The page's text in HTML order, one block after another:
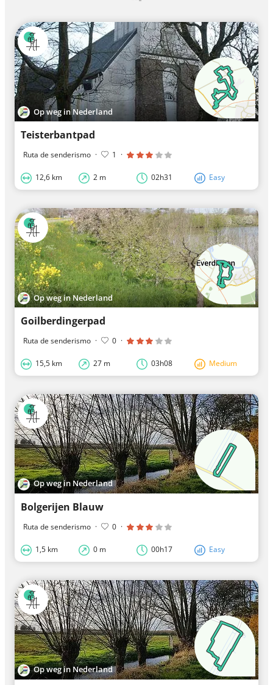
Op weg in Nederland
Teisterbantpad
Ruta de senderismo · 1 ·
12,6 km 2 m 02h31 Easy
Op weg in Nederland
Goilberdingerpad
Ruta de senderismo · 0 ·
15,5 km 27 m 03h08 Medium
Op weg in Nederland
Bolgerijen Blauw
Ruta de senderismo · 0 ·
1,5 km 0 m 00h17 Easy
Op weg in Nederland